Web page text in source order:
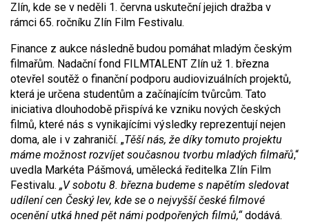
Zlín, kde se v neděli 1. června uskuteční jejich dražba v
rámci 65. ročníku Zlín Film Festivalu.
Finance z aukce následně budou pomáhat mladým českým
filmařům. Nadační fond FILMTALENT Zlín už 1. března
otevřel soutěž o finanční podporu audiovizuálních projektů,
která je určena studentům a začínajícím tvůrcům. Tato
iniciativa dlouhodobě přispívá ke vzniku nových českých
filmů, které nás s vynikajícími výsledky reprezentují nejen
doma, ale i v zahraničí. „Těší nás, že díky tomuto projektu
máme možnost rozvíjet současnou tvorbu mladých filmařů,“
uvedla Markéta Pášmová, umělecká ředitelka Zlín Film
Festivalu. „V sobotu 8. března budeme s napětím sledovat
udílení cen Český lev, kde se o nejvyšší české filmové
ocenění utká hned pět námi podpořených filmů,“dodává.